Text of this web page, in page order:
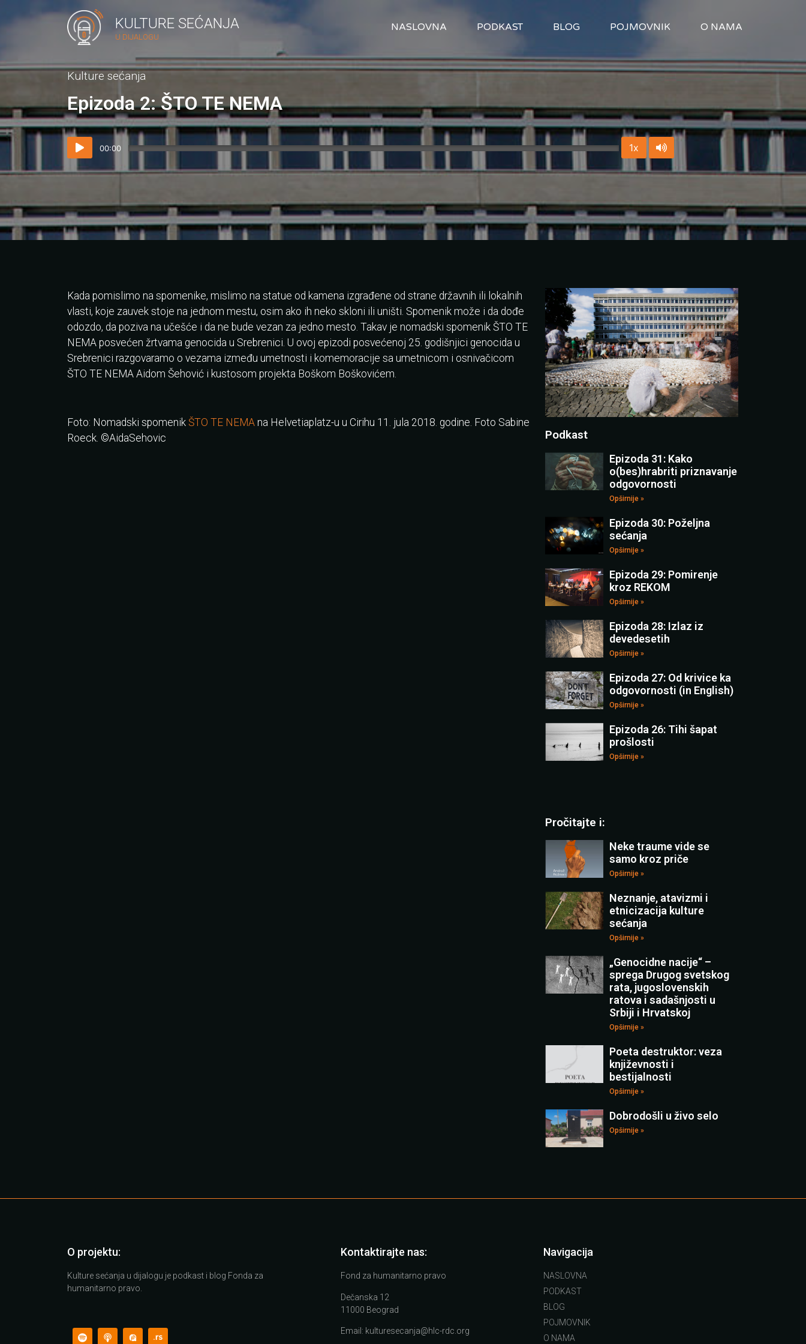
KULTURE SEĆANJA
U DIJALOGU
NASLOVNA PODKAST BLOG POJMOVNIK O NAMA
Kulture sećanja
Epizoda 2: ŠTO TE NEMA
00:00 1x
Kada pomislimo na spomenike, mislimo na statue od kamena izgrađene od strane državnih ili lokalnih
vlasti, koje zauvek stoje na jednom mestu, osim ako ih neko skloni ili uništi. Spomenik može i da dođe
odozdo, da poziva na učešće i da ne bude vezan za jedno mesto. Takav je nomadski spomenik ŠTO TE
NEMA posvećen žrtvama genocida u Srebrenici. U ovoj epizodi posvećenoj 25. godišnjici genocida u
Srebrenici razgovaramo o vezama između umetnosti i komemoracije sa umetnicom i osnivačicom
ŠTO TE NEMA Aidom Šehović i kustosom projekta Boškom Boškovićem.
Foto: Nomadski spomenik ŠTO TE NEMA na Helvetiaplatz-u u Cirihu 11. jula 2018. godine. Foto Sabine
Roeck. ©AidaSehovic
Podkast
Epizoda 31: Kako
o(bes)hrabriti priznavanje
odgovornosti
Opširnije »
Epizoda 30: Poželjna
sećanja
Opširnije »
Epizoda 29: Pomirenje
kroz REKOM
Opširnije »
Epizoda 28: Izlaz iz
devedesetih
Opširnije »
Epizoda 27: Od krivice ka
odgovornosti (in English)
Opširnije »
Epizoda 26: Tihi šapat
prošlosti
Opširnije »
Pročitajte i:
Neke traume vide se
samo kroz priče
Opširnije »
Neznanje, atavizmi i
etnicizacija kulture
sećanja
Opširnije »
„Genocidne nacije“ –
sprega Drugog svetskog
rata, jugoslovenskih
ratova i sadašnjosti u
Srbiji i Hrvatskoj
Opširnije »
Poeta destruktor: veza
književnosti i
bestijalnosti
Opširnije »
Dobrodošli u živo selo
Opširnije »
O projektu:
Kulture sećanja u dijalogu je podkast i blog Fonda za
humanitarno pravo.
Kontaktirajte nas:
Fond za humanitarno pravo
Dečanska 12
11000 Beograd
Email: kulturesecanja@hlc-rdc.org
Navigacija
NASLOVNA
PODKAST
BLOG
POJMOVNIK
O NAMA